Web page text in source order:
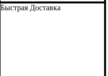
Быстрая Доставка